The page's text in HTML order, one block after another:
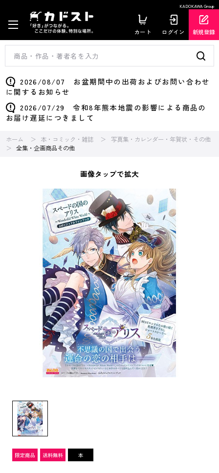
KADOKAWA Group
カート ログイン 新規登録
2026/08/07 お盆期間中の出荷およびお問い合わせ
に関するお知らせ
2026/07/29 令和8年熊本地震の影響による商品の
お届け遅延につきまして
ホーム 本・コミック・雑誌
写真集・カレンダー・年賀状・その他
全集・企画商品その他
画像タップで拡大